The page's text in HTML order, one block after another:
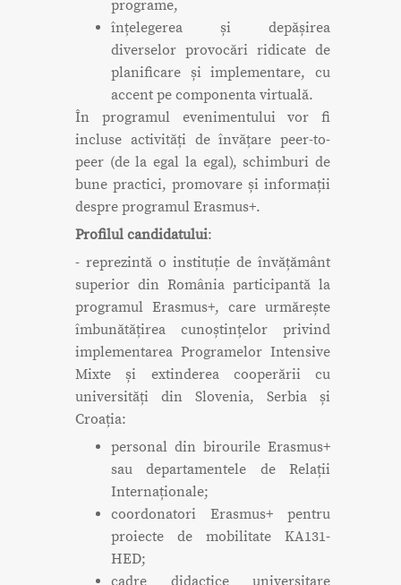
programe,
înțelegerea și depășirea
diverselor provocări ridicate de
planificare și implementare, cu
accent pe componenta virtuală.
În programul evenimentului vor fi
incluse activități de învățare peer-to-
peer (de la egal la egal), schimburi de
bune practici, promovare și informații
despre programul Erasmus+.
Profilul candidatului:
- reprezintă o instituție de învățământ
superior din România participantă la
programul Erasmus+, care urmărește
îmbunătățirea cunoștințelor privind
implementarea Programelor Intensive
Mixte și extinderea cooperării cu
universități din Slovenia, Serbia și
Croația:
personal din birourile Erasmus+
sau departamentele de Relații
Internaționale;
coordonatori Erasmus+ pentru
proiecte de mobilitate KA131-
HED;
cadre didactice universitare